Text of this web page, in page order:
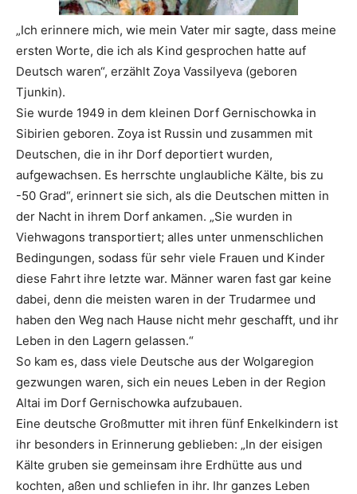
„Ich erinnere mich, wie mein Vater mir sagte, dass meine
ersten Worte, die ich als Kind gesprochen hatte auf
Deutsch waren“, erzählt Zoya Vassilyeva (geboren
Tjunkin).
Sie wurde 1949 in dem kleinen Dorf Gernischowka in
Sibirien geboren. Zoya ist Russin und zusammen mit
Deutschen, die in ihr Dorf deportiert wurden,
aufgewachsen. Es herrschte unglaubliche Kälte, bis zu
-50 Grad“, erinnert sie sich, als die Deutschen mitten in
der Nacht in ihrem Dorf ankamen. „Sie wurden in
Viehwagons transportiert; alles unter unmenschlichen
Bedingungen, sodass für sehr viele Frauen und Kinder
diese Fahrt ihre letzte war. Männer waren fast gar keine
dabei, denn die meisten waren in der Trudarmee und
haben den Weg nach Hause nicht mehr geschafft, und ihr
Leben in den Lagern gelassen.“
So kam es, dass viele Deutsche aus der Wolgaregion
gezwungen waren, sich ein neues Leben in der Region
Altai im Dorf Gernischowka aufzubauen.
Eine deutsche Großmutter mit ihren fünf Enkelkindern ist
ihr besonders in Erinnerung geblieben: „In der eisigen
Kälte gruben sie gemeinsam ihre Erdhütte aus und
kochten, aßen und schliefen in ihr. Ihr ganzes Leben